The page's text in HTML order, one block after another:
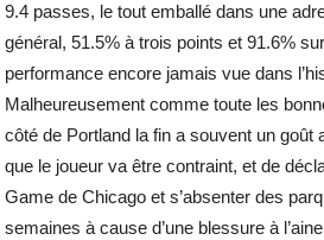
9.4 passes, le tout emballé dans une
général, 51.5% à trois points et 91.6%
performance encore jamais vue dans
Malheureusement comme toute les
côté de Portland la fin a souvent un goût
que le joueur va être contraint, et de
Game de Chicago et s’absenter des
semaines à cause d’une blessure à